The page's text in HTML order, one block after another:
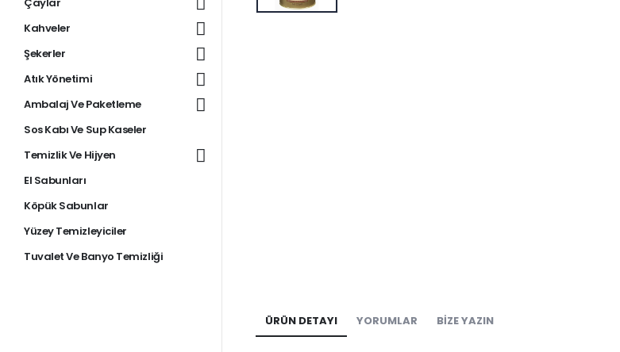
Kahveler
Şekerler
Atık Yönetimi
Ambalaj Ve Paketleme
Sos Kabı Ve Sup Kaseler
Temizlik Ve Hijyen
El Sabunları
Köpük Sabunlar
Yüzey Temizleyiciler
Tuvalet Ve Banyo Temizliği
ÜRÜN DETAYI YORUMLAR BIZE YAZIN